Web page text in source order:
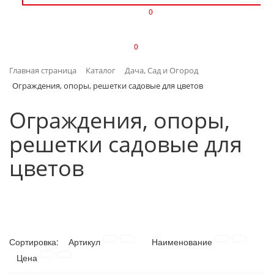
ИНТЕРЬЕР
КЛИМАТИЧЕСКАЯ ТЕХНИКА
КРЕПЕЖ И СКОБЯНЫЕ ИЗДЕЛИЯ
ПОСУДА
0
0
Главная страница Каталог
Дача, Сад и Огород
Ограждения, опоры, решетки садовые для цветов
Ограждения, опоры,
решетки садовые для
цветов
Сортировка: Артикул
Наименование
Цена